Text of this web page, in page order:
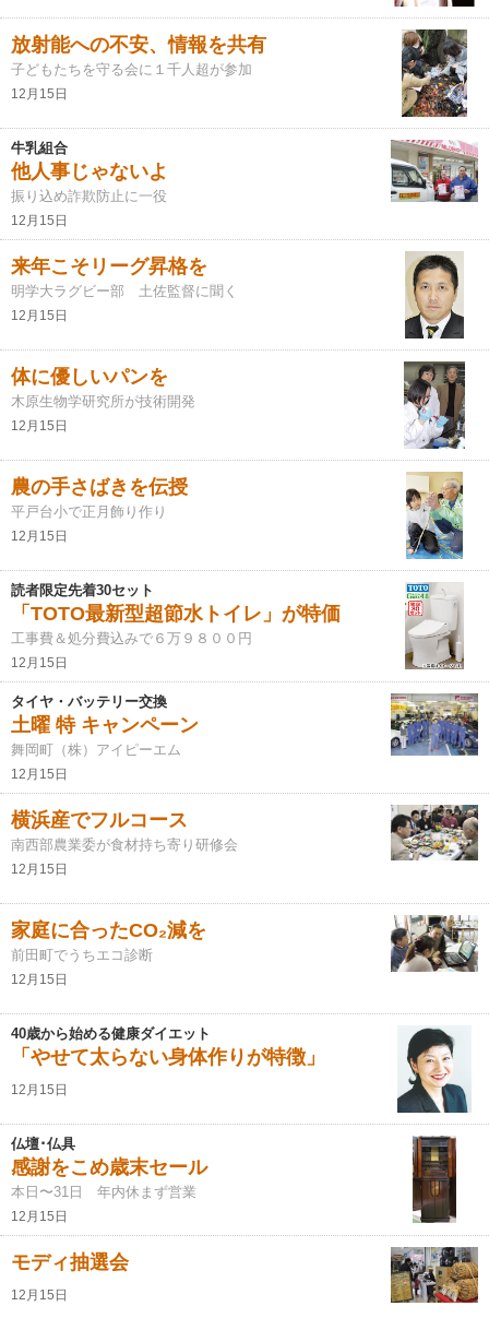
放射能への不安、情報を共有
子どもたちを守る会に１千人超が参加
12月15日
牛乳組合
他人事じゃないよ
振り込め詐欺防止に一役
12月15日
来年こそリーグ昇格を
明学大ラグビー部 土佐監督に聞く
12月15日
体に優しいパンを
木原生物学研究所が技術開発
12月15日
農の手さばきを伝授
平戸台小で正月飾り作り
12月15日
読者限定先着30セット
「TOTO最新型超節水トイレ」が特価
工事費＆処分費込みで６万９８００円
12月15日
タイヤ・バッテリー交換
土曜 特 キャンペーン
舞岡町（株）アイピーエム
12月15日
横浜産でフルコース
南西部農業委が食材持ち寄り研修会
12月15日
家庭に合ったCO₂減を
前田町でうちエコ診断
12月15日
40歳から始める健康ダイエット
「やせて太らない身体作りが特徴」
12月15日
仏壇･仏具
感謝をこめ歳末セール
本日〜31日 年内休まず営業
12月15日
モディ抽選会
12月15日